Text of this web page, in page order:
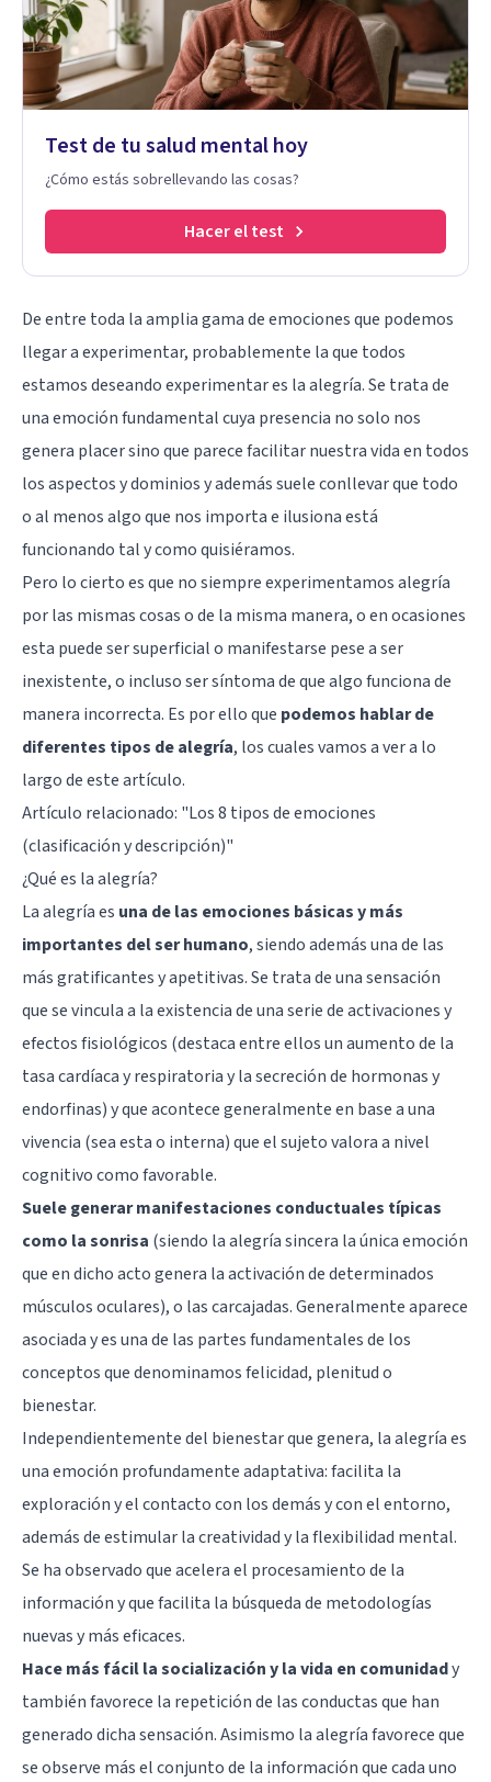
Test de tu salud mental hoy
¿Cómo estás sobrellevando las cosas?
Hacer el test
De entre toda la amplia gama de emociones que podemos
llegar a experimentar, probablemente la que todos
estamos deseando experimentar es la alegría. Se trata de
una emoción fundamental cuya presencia no solo nos
genera placer sino que parece facilitar nuestra vida en todos
los aspectos y dominios y además suele conllevar que todo
o al menos algo que nos importa e ilusiona está
funcionando tal y como quisiéramos.
Pero lo cierto es que no siempre experimentamos alegría
por las mismas cosas o de la misma manera, o en ocasiones
esta puede ser superficial o manifestarse pese a ser
inexistente, o incluso ser síntoma de que algo funciona de
manera incorrecta. Es por ello que podemos hablar de
diferentes tipos de alegría, los cuales vamos a ver a lo
largo de este artículo.
Artículo relacionado: "Los 8 tipos de emociones
(clasificación y descripción)"
¿Qué es la alegría?
La alegría es una de las emociones básicas y más
importantes del ser humano, siendo además una de las
más gratificantes y apetitivas. Se trata de una sensación
que se vincula a la existencia de una serie de activaciones y
efectos fisiológicos (destaca entre ellos un aumento de la
tasa cardíaca y respiratoria y la secreción de hormonas y
endorfinas) y que acontece generalmente en base a una
vivencia (sea esta o interna) que el sujeto valora a nivel
cognitivo como favorable.
Suele generar manifestaciones conductuales típicas
como la sonrisa (siendo la alegría sincera la única emoción
que en dicho acto genera la activación de determinados
músculos oculares), o las carcajadas. Generalmente aparece
asociada y es una de las partes fundamentales de los
conceptos que denominamos felicidad, plenitud o
bienestar.
Independientemente del bienestar que genera, la alegría es
una emoción profundamente adaptativa: facilita la
exploración y el contacto con los demás y con el entorno,
además de estimular la creatividad y la flexibilidad mental.
Se ha observado que acelera el procesamiento de la
información y que facilita la búsqueda de metodologías
nuevas y más eficaces.
Hace más fácil la socialización y la vida en comunidady
también favorece la repetición de las conductas que han
generado dicha sensación. Asimismo la alegría favorece que
se observe más el conjunto de la información que cada uno